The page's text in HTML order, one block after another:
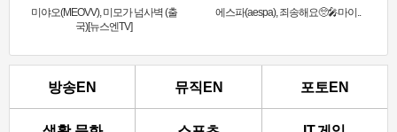
미야오(MEOVV), 미모가 넘사벽 (출
국)[뉴스엔TV]
에스파(aespa), 죄송해요🥺🎤마이..
방송EN 뮤직EN 포토EN